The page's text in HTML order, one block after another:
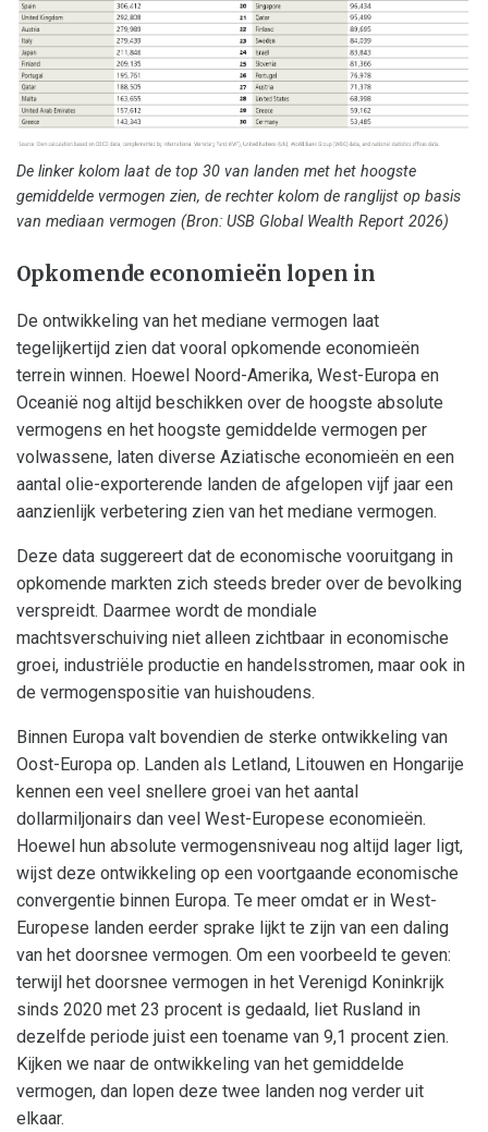
De linker kolom laat de top 30 van landen met het hoogste
gemiddelde vermogen zien, de rechter kolom de ranglijst op basis
van mediaan vermogen (Bron: USB Global Wealth Report 2026)
Opkomende economieën lopen in
De ontwikkeling van het mediane vermogen laat
tegelijkertijd zien dat vooral opkomende economieën
terrein winnen. Hoewel Noord-Amerika, West-Europa en
Oceanië nog altijd beschikken over de hoogste absolute
vermogens en het hoogste gemiddelde vermogen per
volwassene, laten diverse Aziatische economieën en een
aantal olie-exporterende landen de afgelopen vijf jaar een
aanzienlijk verbetering zien van het mediane vermogen.
Deze data suggereert dat de economische vooruitgang in
opkomende markten zich steeds breder over de bevolking
verspreidt. Daarmee wordt de mondiale
machtsverschuiving niet alleen zichtbaar in economische
groei, industriële productie en handelsstromen, maar ook in
de vermogenspositie van huishoudens.
Binnen Europa valt bovendien de sterke ontwikkeling van
Oost-Europa op. Landen als Letland, Litouwen en Hongarije
kennen een veel snellere groei van het aantal
dollarmiljonairs dan veel West-Europese economieën.
Hoewel hun absolute vermogensniveau nog altijd lager ligt,
wijst deze ontwikkeling op een voortgaande economische
convergentie binnen Europa. Te meer omdat er in West-
Europese landen eerder sprake lijkt te zijn van een daling
van het doorsnee vermogen. Om een voorbeeld te geven:
terwijl het doorsnee vermogen in het Verenigd Koninkrijk
sinds 2020 met 23 procent is gedaald, liet Rusland in
dezelfde periode juist een toename van 9,1 procent zien.
Kijken we naar de ontwikkeling van het gemiddelde
vermogen, dan lopen deze twee landen nog verder uit
elkaar.